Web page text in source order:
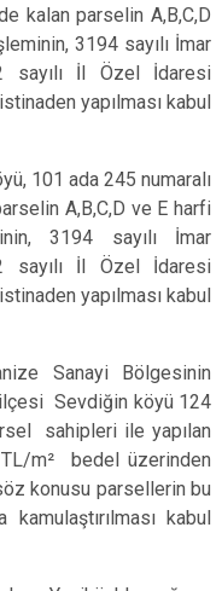
kalan parselin A,B,C,D
3194 sayılı İmar
sayılı İl Özel İdaresi
yapılması kabul
101 ada 245 numaralı
A,B,C,D ve E harfi
3194 sayılı İmar
sayılı İl Özel İdaresi
yapılması kabul
Sanayi Bölgesinin
ilçesi Sevdiğin köyü 124
sahipleri ile yapılan
m² bedel üzerinden
konusu parsellerin bu
kabul